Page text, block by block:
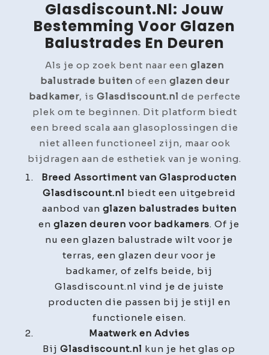
Glasdiscount.nl: Jouw
Bestemming Voor Glazen
Balustrades En Deuren
Als je op zoek bent naar een glazen
balustrade buiten of een glazen deur
badkamer, is Glasdiscount.nl de perfecte
plek om te beginnen. Dit platform biedt
een breed scala aan glasoplossingen die
niet alleen functioneel zijn, maar ook
bijdragen aan de esthetiek van je woning.
Breed Assortiment van Glasproducten
Glasdiscount.nl biedt een uitgebreid
aanbod van glazen balustrades buiten
en glazen deuren voor badkamers. Of je
nu een glazen balustrade wilt voor je
terras, een glazen deur voor je
badkamer, of zelfs beide, bij
Glasdiscount.nl vind je de juiste
producten die passen bij je stijl en
functionele eisen.
Maatwerk en Advies
Bij Glasdiscount.nl kun je het glas op